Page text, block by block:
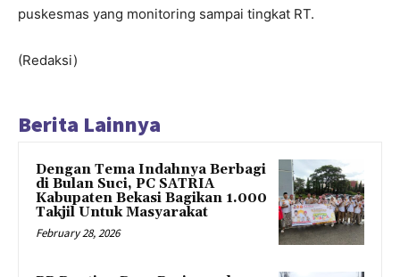
puskesmas yang monitoring sampai tingkat RT.
(Redaksi)
Berita Lainnya
Dengan Tema Indahnya Berbagi
di Bulan Suci, PC SATRIA
Kabupaten Bekasi Bagikan 1.000
Takjil Untuk Masyarakat
February 28, 2026